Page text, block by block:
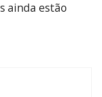
ainda estão